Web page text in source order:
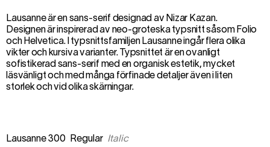
Lausanne är en sans-serif designad av Nizar Kazan.
Designen är inspirerad av neo-groteska typsnitt såsom Folio
och Helvetica. I typsnittsfamiljen Lausanne ingår flera olika
vikter och kursiva varianter. Typsnittet är en ovanligt
sofistikerad sans-serif med en organisk estetik, mycket
läsvänligt och med många förfinade detaljer även i liten
storlek och vid olika skärningar.
Lausanne 300 Regular Italic